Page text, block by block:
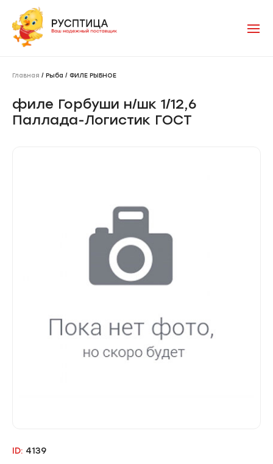
Главная / Рыба / ФИЛЕ РЫБНОЕ
филе Горбуши н/шк 1/12,6
Паллада-Логистик ГОСТ
ID: 4139